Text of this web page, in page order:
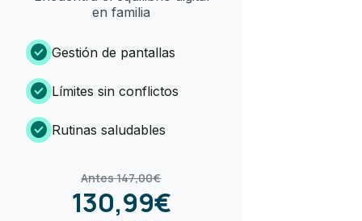
en familia
check_circle Gestión de pantallas
check_circle Límites sin conflictos
check_circle Rutinas saludables
Antes 147,00€
130,99€